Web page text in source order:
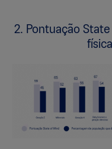
2. Pontuação